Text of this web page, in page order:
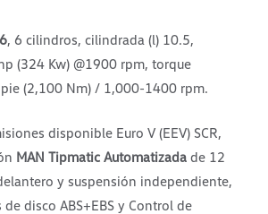
, 6 cilindros, cilindrada (l) 10.5,
(324 Kw) @1900 rpm, torque
(2,100 Nm) / 1,000-1400 rpm.
disponible Euro V (EEV) SCR,
MAN Tipmatic Automatizada de 12
y suspensión independiente,
disco ABS+EBS y Control de